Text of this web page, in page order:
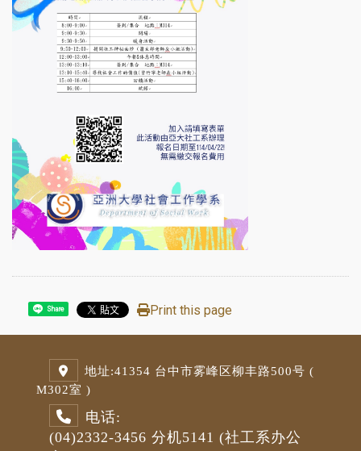
Share Print this page
地址:41354 台中市雾峰区柳丰路500号 (
M302室 )
电话:
(04)2332-3456 分机5141 (社工系办公